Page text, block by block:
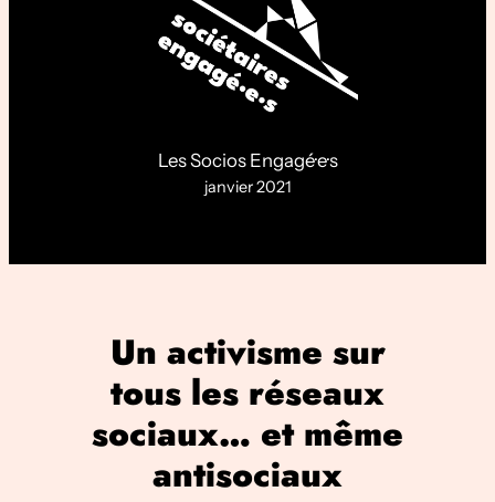
Les Socios Engagé·e·s
janvier 2021
Un activisme sur
tous les réseaux
sociaux… et même
antisociaux